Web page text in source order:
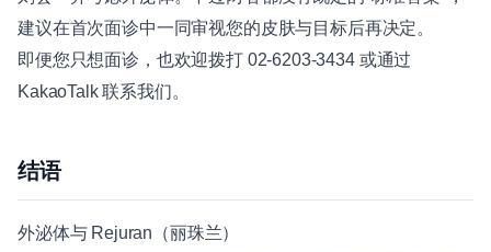
建议在首次面诊中一同审视您的皮肤与目标后再决定。
即便您只想面诊，也欢迎拨打 02-6203-3434 或通过
KakaoTalk 联系我们。
结语
外泌体与 Rejuran（丽珠兰）